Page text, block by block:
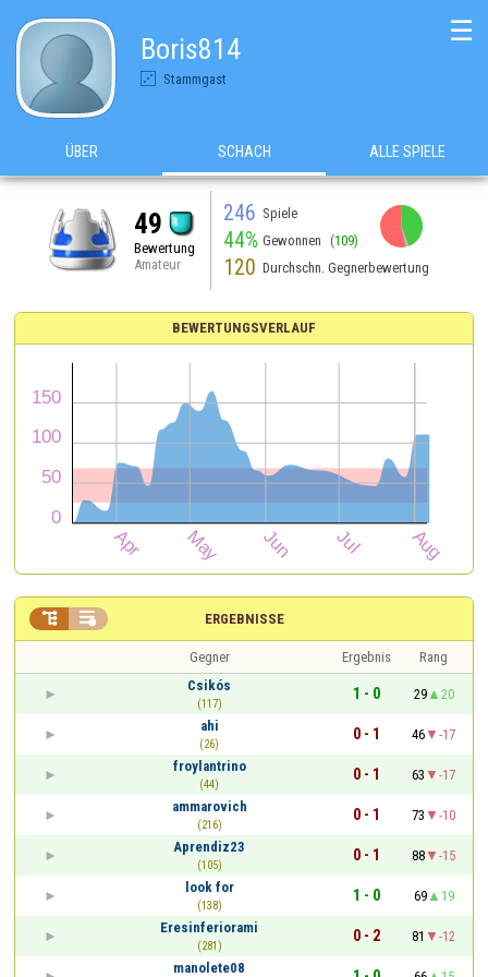
Boris814
Stammgast
☰
ÜBER SCHACH ALLE SPIELE
49
Bewertung
Amateur
246 Spiele
44% Gewonnen (109)
120 Durchschn. Gegnerbewertung
BEWERTUNGSVERLAUF
ERGEBNISSE
 
Gegner Ergebnis
Rang
Csikós
(117)
1 - 0 29
20
ahi
(26)
0 - 1 46
-17
froylantrino
(44)
0 - 1 63
-17
ammarovich
(216)
0 - 1 73
-10
Aprendiz23
(105)
0 - 1 88
-15
look for
(138)
1 - 0 69
19
Eresinferiorami
(281)
0 - 2 81
-12
manolete08